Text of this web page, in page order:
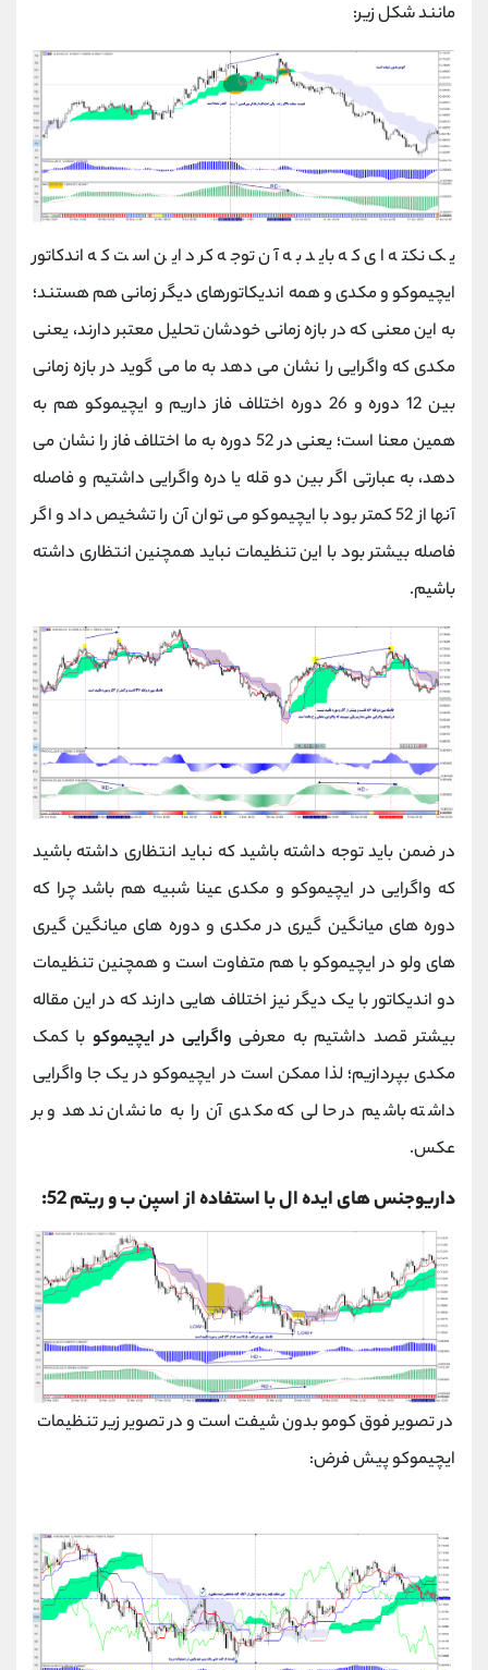
مانند شکل زیر:
یک نکته ای که باید به آن توجه کرد این است که اندکاتور
ایچیموکو و مکدی و همه اندیکاتورهای دیگر زمانی هم هستند؛
به این معنی که در بازه زمانی خودشان تحلیل معتبر دارند، یعنی
مکدی که واگرایی را نشان می دهد به ما می گوید در بازه زمانی
بین 12 دوره و 26 دوره اختلاف فاز داریم و ایچیموکو هم به
همین معنا است؛ یعنی در 52 دوره به ما اختلاف فاز را نشان می
دهد، به عبارتی اگر بین دو قله یا دره واگرایی داشتیم و فاصله
آنها از 52 کمتر بود با ایچیموکو می توان آن را تشخیص داد و اگر
فاصله بیشتر بود با این تنظیمات نباید همچنین انتظاری داشته
باشیم.
در ضمن باید توجه داشته باشید که نباید انتظاری داشته باشید
که واگرایی در ایچیموکو و مکدی عینا شبیه هم باشد چرا که
دوره های میانگین گیری در مکدی و دوره های میانگین گیری
های ولو در ایچیموکو با هم متفاوت است و همچنین تنظیمات
دو اندیکاتور با یک دیگر نیز اختلاف هایی دارند که در این مقاله
بیشتر قصد داشتیم به معرفی واگرایی در ایچیموکو با کمک
مکدی بپردازیم؛ لذا ممکن است در ایچیموکو در یک جا واگرایی
داشته باشیم در حالی که مکدی آن را به ما نشان ندهد و بر
عکس.
داریوجنس های ایده ال با استفاده از اسپن ب و ریتم 52:
در تصویر فوق کومو بدون شیفت است و در تصویر زیر تنظیمات
ایچیموکو پیش فرض: